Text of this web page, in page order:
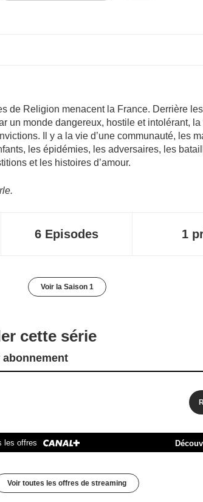
de Religion menacent la France. Derrière
un monde dangereux, hostile et intolérant,
Il y a la vie d’une communauté, les
les épidémies, les adversaires, les
et les histoires d’amour.
6 Episodes 1
Voir la Saison 1
cette série
abonnement
les offres
Voir toutes les offres de streaming